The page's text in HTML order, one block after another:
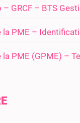
GRCF – BTS
la PME –
la PME (GPME) –